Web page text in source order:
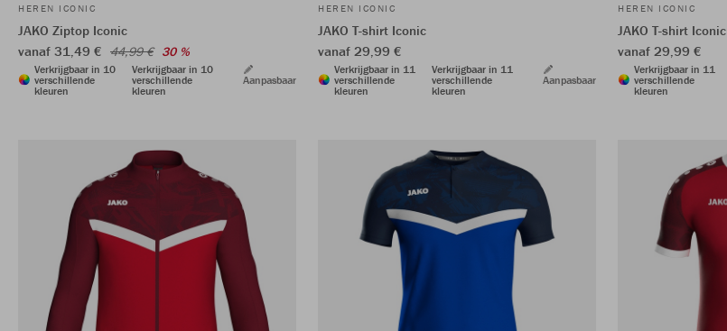
HEREN ICONIC
JAKO Ziptop Iconic
vanaf 31,49 € 44,99 € 30 %
Verkrijgbaar in 10
verschillende
kleuren
Verkrijgbaar in 10
verschillende
kleuren
Aanpasbaar
HEREN ICONIC
JAKO T-shirt Iconic
vanaf 29,99 €
Verkrijgbaar in 11
verschillende
kleuren
Verkrijgbaar in 11
verschillende
kleuren
Aanpasbaar
HEREN ICONIC
JAKO T-shirt Iconic
vanaf 29,99 €
Verkrijgbaar in 11
verschillende
kleuren